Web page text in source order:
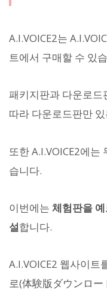
A.I.VOICE2는
트에서 구매할 수 있
패키지판과 다운로드
따라 다운로드판만
또한 A.I.VOICE2에는
습니다.
이번에는 체험판을
설합니다.
A.I.VOICE2 웹사이트
로(体験版ダウンロ